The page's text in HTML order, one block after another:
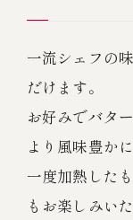
一流シェフの
だけます。
お好みでバタ
より風味豊か
一度加熱した
もお楽しみい